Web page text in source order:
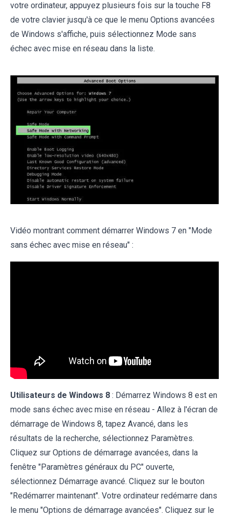
votre ordinateur, appuyez plusieurs fois sur la touche F8
de votre clavier jusqu'à ce que le menu Options avancées
de Windows s'affiche, puis sélectionnez Mode sans
échec avec mise en réseau dans la liste.
Vidéo montrant comment démarrer Windows 7 en "Mode
sans échec avec mise en réseau" :
Utilisateurs de Windows 8 : Démarrez Windows 8 est en
mode sans échec avec mise en réseau - Allez à l'écran de
démarrage de Windows 8, tapez Avancé, dans les
résultats de la recherche, sélectionnez Paramètres.
Cliquez sur Options de démarrage avancées, dans la
fenêtre "Paramètres généraux du PC" ouverte,
sélectionnez Démarrage avancé. Cliquez sur le bouton
"Redémarrer maintenant". Votre ordinateur redémarre dans
le menu "Options de démarrage avancées". Cliquez sur le